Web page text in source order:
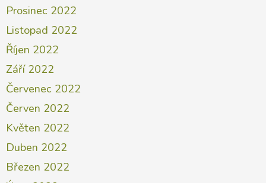
Prosinec 2022
Listopad 2022
Říjen 2022
Září 2022
Červenec 2022
Červen 2022
Květen 2022
Duben 2022
Březen 2022